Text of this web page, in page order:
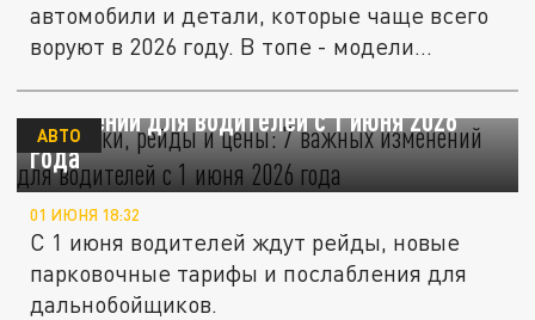
автомобили и детали, которые чаще всего
воруют в 2026 году. В топе - модели...
Парковки, рейды и цены: 7 важных
изменений для водителей с 1 июня 2026
года
АВТО
01 ИЮНЯ 18:32
С 1 июня водителей ждут рейды, новые
парковочные тарифы и послабления для
дальнобойщиков.